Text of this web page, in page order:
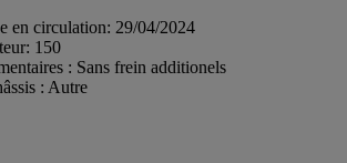
en circulation: 29/04/2024
150
: Sans frein additionels
: Autre